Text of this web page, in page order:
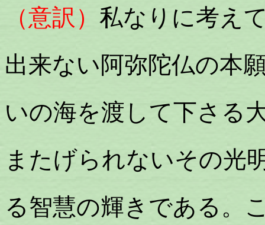
（意訳） 私なりに考え
出来ない阿弥陀仏の本
いの海を渡して下さる
またげられないその光
る智慧の輝きである。